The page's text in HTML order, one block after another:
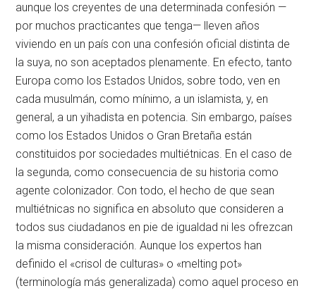
aunque los creyentes de una determinada confesión —
por muchos practicantes que tenga— lleven años
viviendo en un país con una confesión oficial distinta de
la suya, no son aceptados plenamente. En efecto, tanto
Europa como los Estados Unidos, sobre todo, ven en
cada musulmán, como mínimo, a un islamista, y, en
general, a un yihadista en potencia. Sin embargo, países
como los Estados Unidos o Gran Bretaña están
constituidos por sociedades multiétnicas. En el caso de
la segunda, como consecuencia de su historia como
agente colonizador. Con todo, el hecho de que sean
multiétnicas no significa en absoluto que consideren a
todos sus ciudadanos en pie de igualdad ni les ofrezcan
la misma consideración. Aunque los expertos han
definido el «crisol de culturas» o «melting pot»
(terminología más generalizada) como aquel proceso en